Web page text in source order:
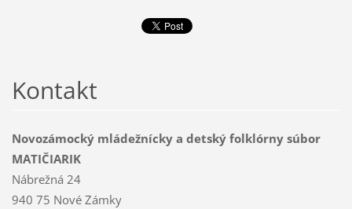
Kontakt
Novozámocký mládežnícky a detský folklórny súbor
MATIČIARIK
Nábrežná 24
940 75 Nové Zámky